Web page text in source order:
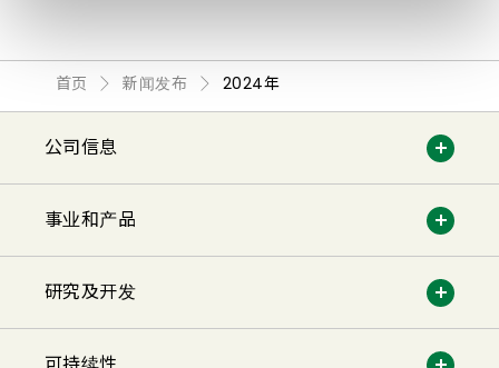
首页 新闻发布 2024年
公司信息
事业和产品
研究及开发